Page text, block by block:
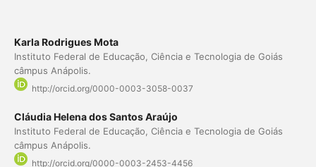
Karla Rodrigues Mota
Instituto Federal de Educação, Ciência e Tecnologia de Goiás
câmpus Anápolis.
http://orcid.org/0000-0003-3058-0037
Cláudia Helena dos Santos Araújo
Instituto Federal de Educação, Ciência e Tecnologia de Goiás
câmpus Anápolis.
http://orcid.org/0000-0003-2453-4456